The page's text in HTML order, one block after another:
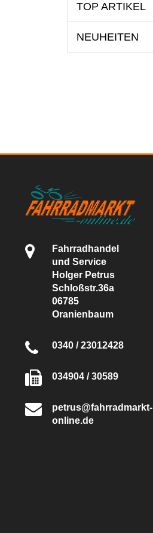
TOP ARTIKEL
NEUHEITEN
Fahrradhandel
und Service
Holger Petrus
Schloßstr.36a
06785
Oranienbaum
0340 / 23012428
034904 / 30589
petrus@fahrradmarkt-
online.de